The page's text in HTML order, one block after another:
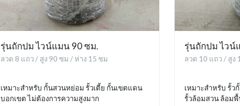
รุ่นถักปม ไวน์แมน 90 ซม.
ลวด 8 แถว / สูง 90 ซม / ห่าง 15 ซม
เหมาะสำหรับ กั้นสวนหย่อม รั้วเตี้ย กั้นเขตแดน
บอกเขต ไม่ต้องการความสูงมาก
รุ่นถักปม ไวน์
ลวด 10 แถว / สูง
เหมาะสำหรับ รั้ว
รั้วล้อมสวน ล้อม